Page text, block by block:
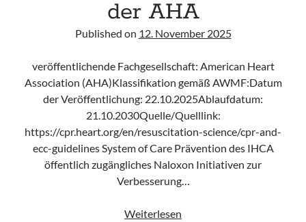
der AHA
Published on 12. November 2025
veröffentlichende Fachgesellschaft: American Heart
Association (AHA)Klassifikation gemäß AWMF:Datum
der Veröffentlichung: 22.10.2025Ablaufdatum:
21.10.2030Quelle/Quelllink:
https://cpr.heart.org/en/resuscitation-science/cpr-and-
ecc-guidelines System of Care Prävention des IHCA
öffentlich zugängliches Naloxon Initiativen zur
Verbesserung…
Weiterlesen